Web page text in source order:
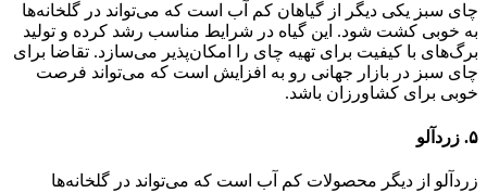
چای سبز یکی دیگر از گیاهان کم آب است که می‌تواند در گلخانه‌ها
به خوبی کشت شود. این گیاه در شرایط مناسب رشد کرده و تولید
برگ‌های با کیفیت برای تهیه چای را امکان‌پذیر می‌سازد. تقاضا برای
چای سبز در بازار جهانی رو به افزایش است که می‌تواند فرصت
خوبی برای کشاورزان باشد.
۵. زردآلو
زردآلو از دیگر محصولات کم آب است که می‌تواند در گلخانه‌ها